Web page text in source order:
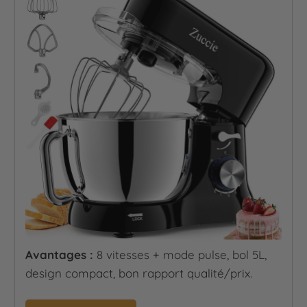
Avantages : 8 vitesses + mode pulse, bol 5L,
design compact, bon rapport qualité/prix.